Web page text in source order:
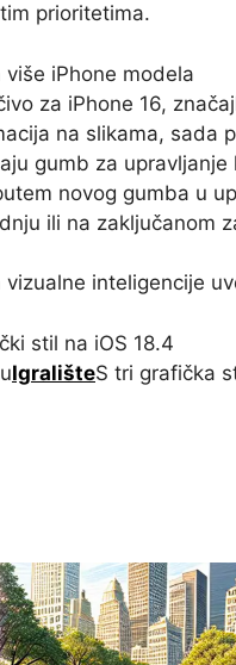
prioritetima.
iPhone modela
za iPhone 16,
na slikama, sada
gumb za
novog gumba u
ili na zaključanom
inteligencije
stil na iOS 18.4
IgrališteS tri grafička